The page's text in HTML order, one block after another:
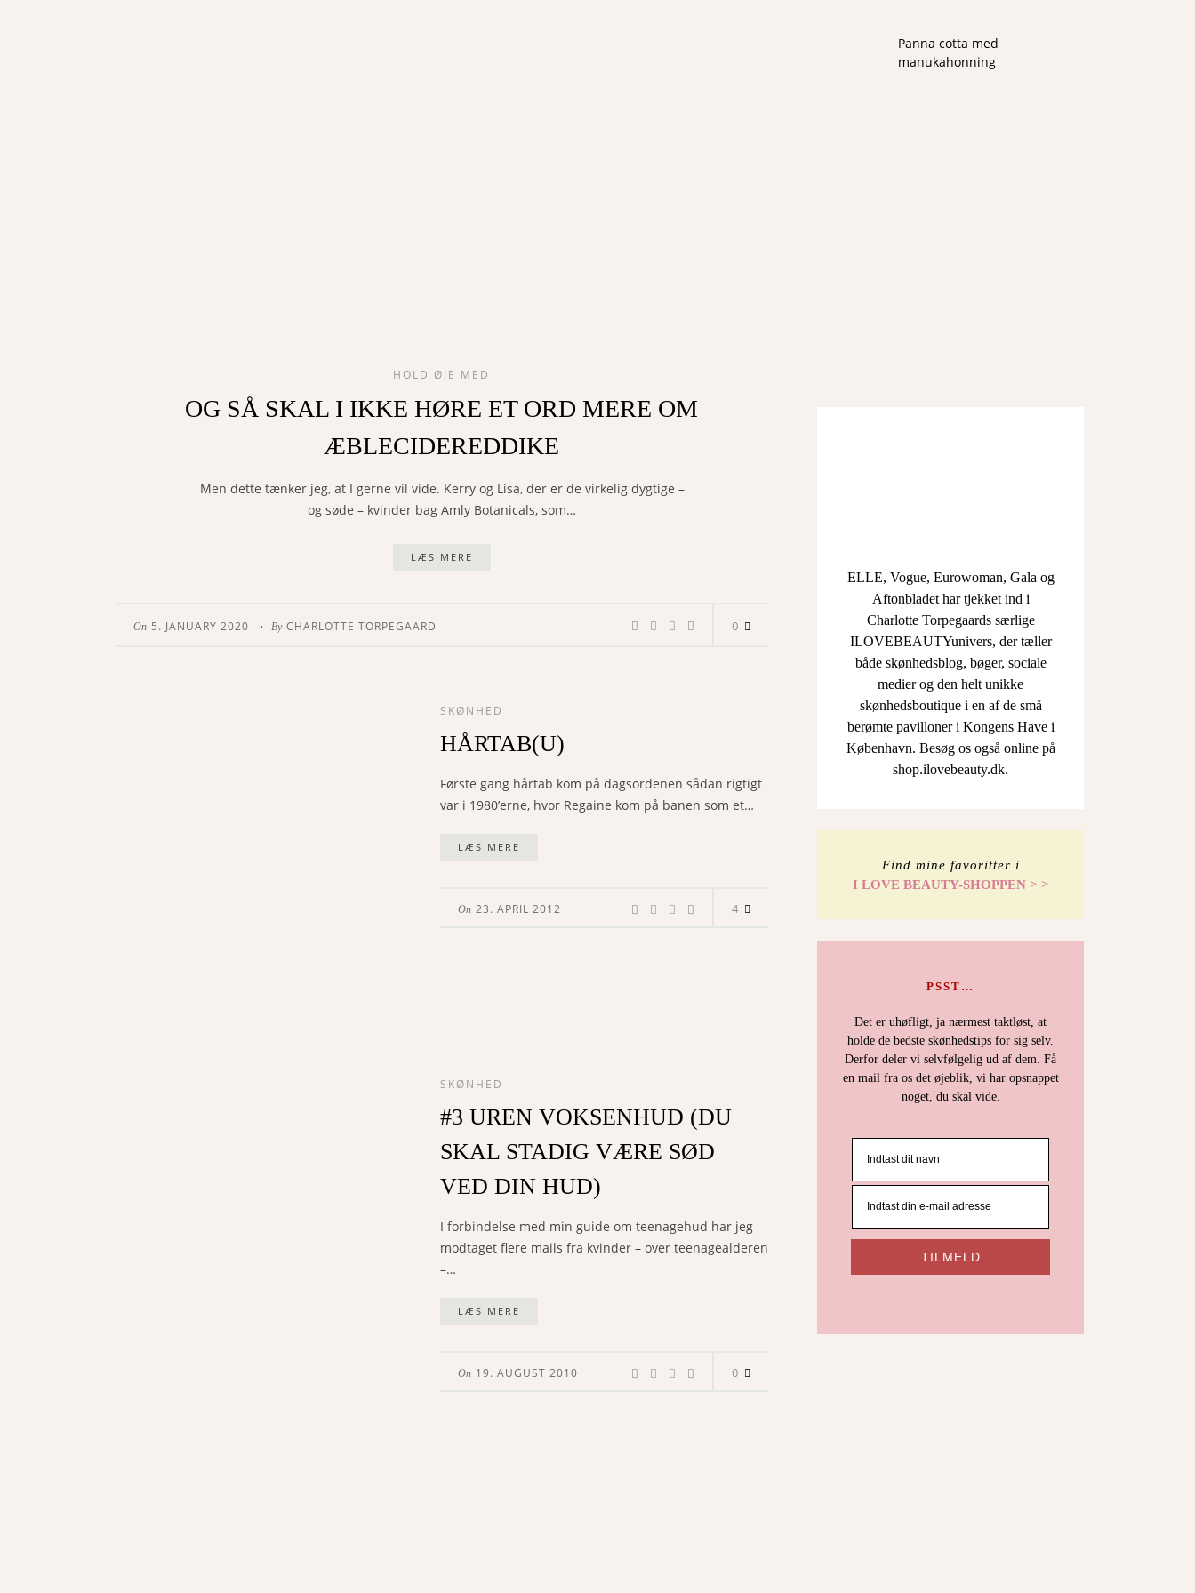
HOLD ØJE MED
OG SÅ SKAL I IKKE HØRE ET ORD MERE OM
ÆBLECIDEREDDIKE
Men dette tænker jeg, at I gerne vil vide. Kerry og Lisa, der er de virkelig dygtige –
og søde – kvinder bag Amly Botanicals, som…
LÆS MERE
On 5. JANUARY 2020 • By CHARLOTTE TORPEGAARD 0
SKØNHED
HÅRTAB(U)
Første gang hårtab kom på dagsordenen sådan rigtigt
var i 1980’erne, hvor Regaine kom på banen som et…
LÆS MERE
On 23. APRIL 2012 4
SKØNHED
#3 UREN VOKSENHUD (DU
SKAL STADIG VÆRE SØD
VED DIN HUD)
I forbindelse med min guide om teenagehud har jeg
modtaget flere mails fra kvinder – over teenagealderen
–…
LÆS MERE
On 19. AUGUST 2010 0
Panna cotta med
manukahonning
ELLE, Vogue, Eurowoman, Gala og
Aftonbladet har tjekket ind i
Charlotte Torpegaards særlige
ILOVEBEAUTYunivers, der tæller
både skønhedsblog, bøger, sociale
medier og den helt unikke
skønhedsboutique i en af de små
berømte pavilloner i Kongens Have i
København. Besøg os også online på
shop.ilovebeauty.dk.
Find mine favoritter i
I LOVE BEAUTY-SHOPPEN > >
PSST…
Det er uhøfligt, ja nærmest taktløst, at
holde de bedste skønhedstips for sig selv.
Derfor deler vi selvfølgelig ud af dem. Få
en mail fra os det øjeblik, vi har opsnappet
noget, du skal vide.
TILMELD